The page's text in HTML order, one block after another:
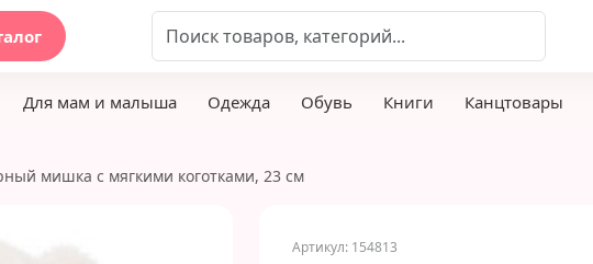
Для мам и малыша Одежда Обувь Книги Канцтовары
мишка с мягкими коготками, 23 см
Артикул: 154813